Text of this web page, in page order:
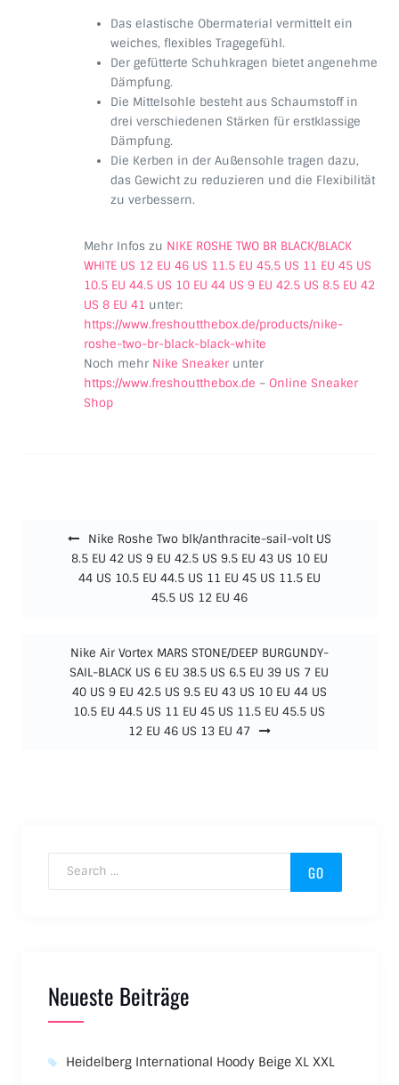
Das elastische Obermaterial vermittelt ein
weiches, flexibles Tragegefühl.
Der gefütterte Schuhkragen bietet angenehme
Dämpfung.
Die Mittelsohle besteht aus Schaumstoff in
drei verschiedenen Stärken für erstklassige
Dämpfung.
Die Kerben in der Außensohle tragen dazu,
das Gewicht zu reduzieren und die Flexibilität
zu verbessern.
Mehr Infos zu NIKE ROSHE TWO BR BLACK/BLACK
WHITE US 12 EU 46 US 11.5 EU 45.5 US 11 EU 45 US
10.5 EU 44.5 US 10 EU 44 US 9 EU 42.5 US 8.5 EU 42
US 8 EU 41 unter:
https://www.freshoutthebox.de/products/nike-
roshe-two-br-black-black-white
Noch mehr Nike Sneakerunter
https://www.freshoutthebox.de – Online Sneaker
Shop
Nike Roshe Two blk/anthracite-sail-volt US
8.5 EU 42 US 9 EU 42.5 US 9.5 EU 43 US 10 EU
44 US 10.5 EU 44.5 US 11 EU 45 US 11.5 EU
45.5 US 12 EU 46
Nike Air Vortex MARS STONE/DEEP BURGUNDY-
SAIL-BLACK US 6 EU 38.5 US 6.5 EU 39 US 7 EU
40 US 9 EU 42.5 US 9.5 EU 43 US 10 EU 44 US
10.5 EU 44.5 US 11 EU 45 US 11.5 EU 45.5 US
12 EU 46 US 13 EU 47
Neueste Beiträge
Heidelberg International Hoody Beige XL XXL